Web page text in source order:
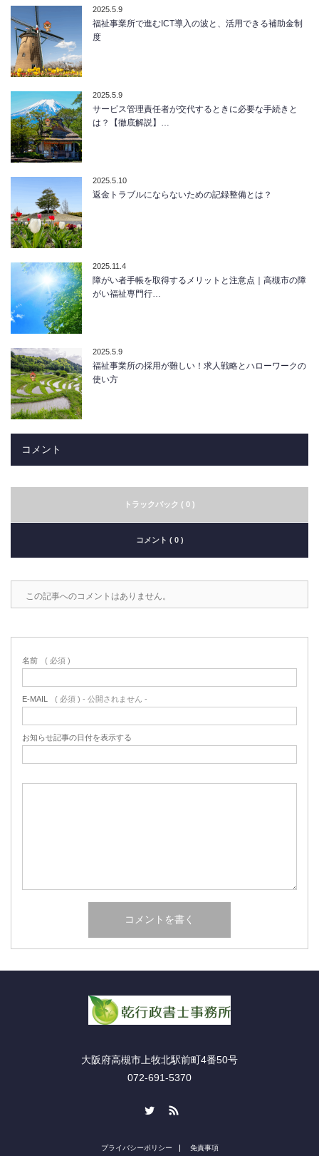
2025.5.9
福祉事業所で進むICT導入の波と、活用できる補助金制
度
2025.5.9
サービス管理責任者が交代するときに必要な手続きと
は？【徹底解説】…
2025.5.10
返金トラブルにならないための記録整備とは？
2025.11.4
障がい者手帳を取得するメリットと注意点｜高槻市の障
がい福祉専門行…
2025.5.9
福祉事業所の採用が難しい！求人戦略とハローワークの
使い方
コメント
トラックバック ( 0 )
コメント ( 0 )
この記事へのコメントはありません。
名前 ( 必須 )
E-MAIL ( 必須 ) - 公開されません -
お知らせ記事の日付を表示する
大阪府高槻市上牧北駅前町4番50号
072-691-5370
プライバシーポリシー 免責事項